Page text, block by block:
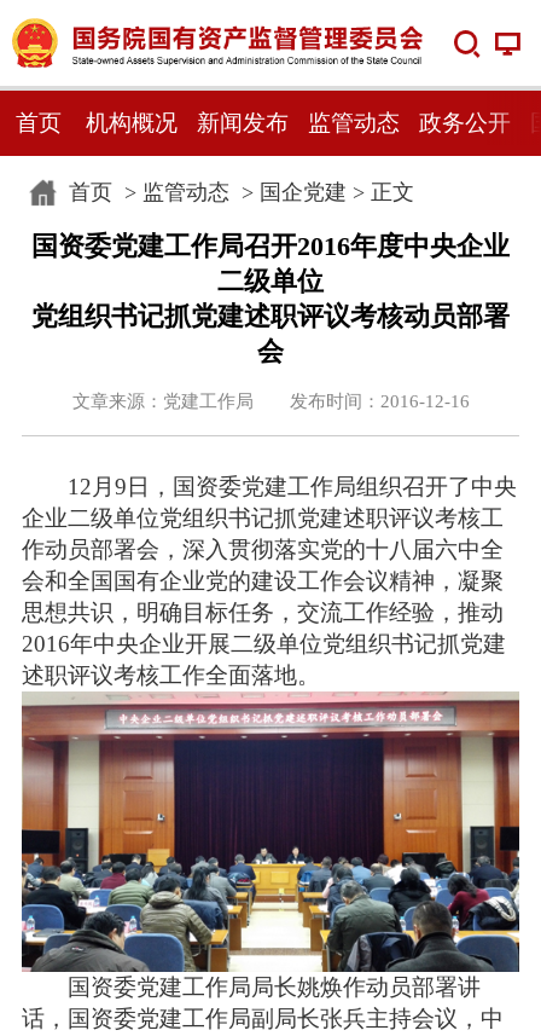
首页 机构概况 新闻发布 监管动态 政务公开
首页> 监管动态 > 国企党建 > 正文
国资委党建工作局召开2016年度中央企业
二级单位
党组织书记抓党建述职评议考核动员部署
会
文章来源：党建工作局 发布时间：2016-12-16
12月9日，国资委党建工作局组织召开了中央
企业二级单位党组织书记抓党建述职评议考核工
作动员部署会，深入贯彻落实党的十八届六中全
会和全国国有企业党的建设工作会议精神，凝聚
思想共识，明确目标任务，交流工作经验，推动
2016年中央企业开展二级单位党组织书记抓党建
述职评议考核工作全面落地。
国资委党建工作局局长姚焕作动员部署讲
话，国资委党建工作局副局长张兵主持会议，中